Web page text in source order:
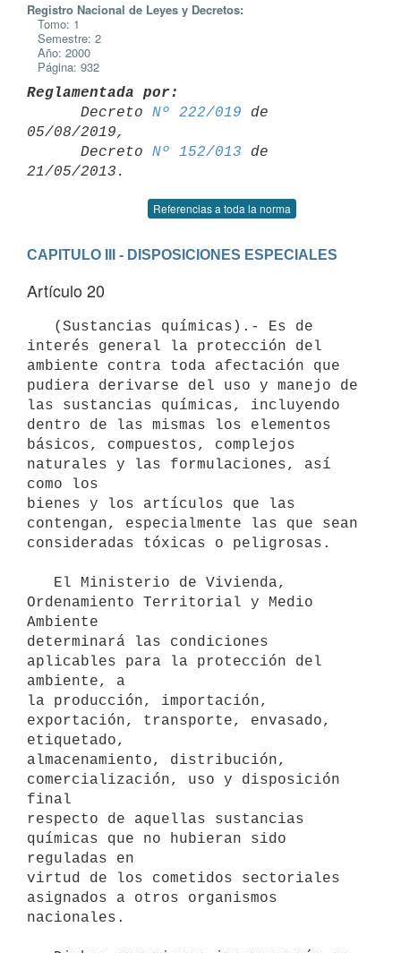
Registro Nacional de Leyes y Decretos:
Tomo: 1
Semestre: 2
Año: 2000
Página: 932
Reglamentada por:
Decreto Nº 222/019 de
05/08/2019,
      Decreto
Nº 152/013 de
Referencias a toda la norma
CAPITULO III - DISPOSICIONES ESPECIALES
Artículo 20
interés general la protección del
ambiente contra toda afectación que
pudiera derivarse del uso y manejo de
las sustancias químicas, incluyendo
dentro de las mismas los elementos
básicos, compuestos, complejos
naturales y las formulaciones, así
como los
bienes y los artículos que las
contengan, especialmente las que sean
consideradas tóxicas o peligrosas.
Ordenamiento Territorial y Medio
Ambiente
determinará las condiciones
aplicables para la protección del
ambiente, a
la producción, importación,
exportación, transporte, envasado,
etiquetado,
almacenamiento, distribución,
comercialización, uso y disposición
final
respecto de aquellas sustancias
químicas que no hubieran sido
reguladas en
virtud de los cometidos sectoriales
asignados a otros organismos
nacionales.